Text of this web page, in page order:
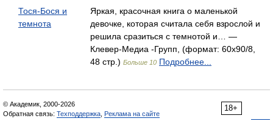
Тося-Бося и
темнота
Яркая, красочная книга о маленькой
девочке, которая считала себя взрослой и
решила сразиться с темнотой и… —
Клевер-Медиа -Групп, (формат: 60x90/8,
48 стр.) Больше 10 Подробнее...
18+
© Академик, 2000-2026
Обратная связь: Техподдержка Реклама на сайте